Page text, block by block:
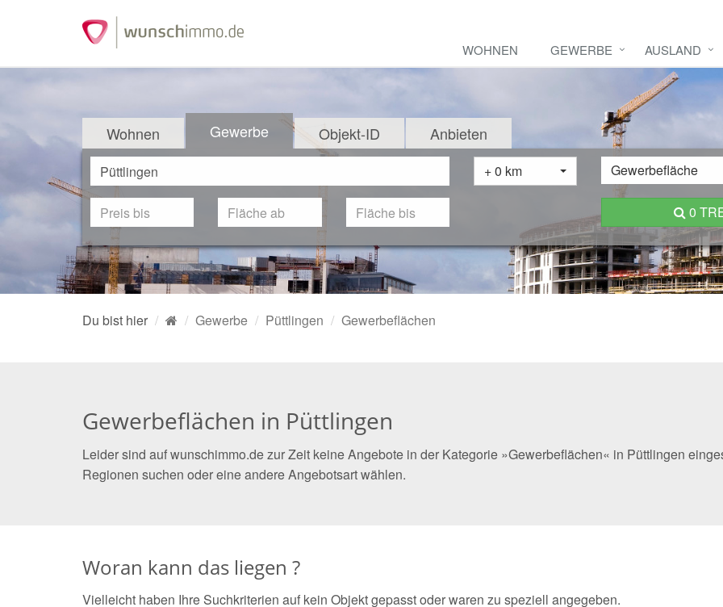
WOHNEN GEWERBE AUSLAND
Wohnen Gewerbe Objekt-ID Anbieten
+ 0 km Gewerbefläche
0
Du bist hier Gewerbe Püttlingen Gewerbeflächen
Gewerbeflächen in Püttlingen
Leider sind auf wunschimmo.de zur Zeit keine Angebote in der Kategorie »Gewerbeflächen« in Püttlingen
Regionen suchen oder eine andere Angebotsart wählen.
Woran kann das liegen ?
Vielleicht haben Ihre Suchkriterien auf kein Objekt gepasst oder waren zu speziell angegeben.